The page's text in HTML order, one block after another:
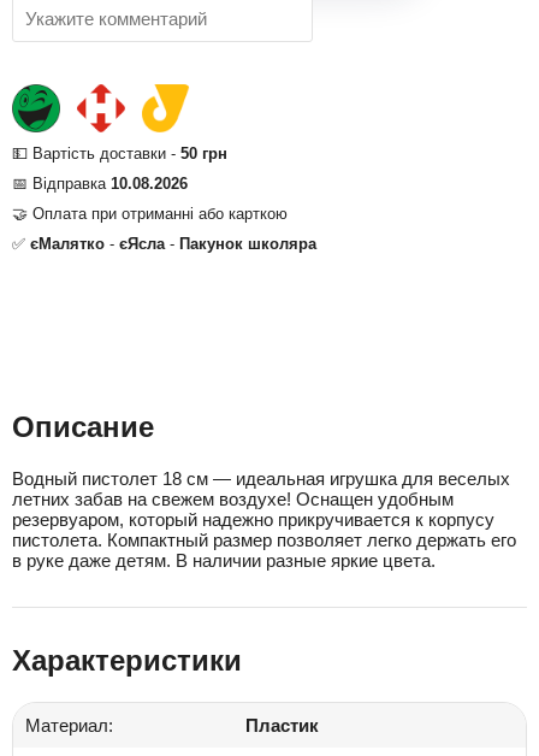
💵 Вартість доставки - 50 грн
📅 Відправка 10.08.2026
🤝 Оплата при отриманні або карткою
✅ єМалятко - єЯсла- Пакунок школяра
Описание
Водный пистолет 18 см — идеальная игрушка для веселых
летних забав на свежем воздухе! Оснащен удобным
резервуаром, который надежно прикручивается к корпусу
пистолета. Компактный размер позволяет легко держать его
в руке даже детям. В наличии разные яркие цвета.
Характеристики
Материал: Пластик